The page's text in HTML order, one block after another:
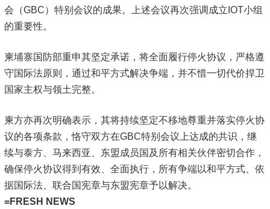
会（GBC）特别会议的成果。上述会议再次强调成立IOT小组
的重要性。
柬埔寨国防部重申其坚定承诺，将全面履行停火协议，严格遵
守国际法原则，通过和平方式解决争端，并不惜一切代价捍卫
国家主权与领土完整。
柬方亦再次明确表示，其将持续坚定不移地尊重并落实停火协
议的各项条款，恪守双方在GBC特别会议上达成的共识，继
续与泰方、马来西亚、东盟成员国及所有相关伙伴密切合作，
确保停火协议得到有效、全面执行，所有争端以和平方式、依
据国际法、联合国宪章与东盟宪章予以解决。
=FRESH NEWS